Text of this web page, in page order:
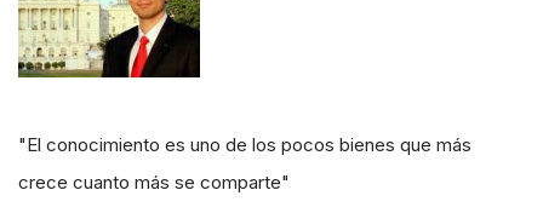
"El conocimiento es uno de los pocos bienes que más
crece cuanto más se comparte"